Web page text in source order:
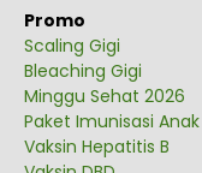
Promo
Scaling Gigi
Bleaching Gigi
Minggu Sehat 2026
Paket Imunisasi Anak
Vaksin Hepatitis B